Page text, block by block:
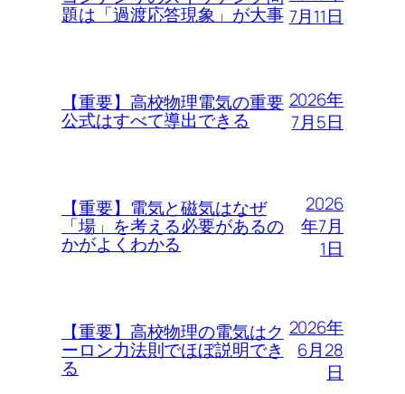
題は「過渡応答現象」が大事 7月11日
【重要】高校物理電気の重要
公式はすべて導出できる
2026年
7月5日
【重要】電気と磁気はなぜ
「場」を考える必要があるの
かがよくわかる
2026
年7月
1日
【重要】高校物理の電気はク
ーロン力法則でほぼ説明でき
る
2026年
6月28
日